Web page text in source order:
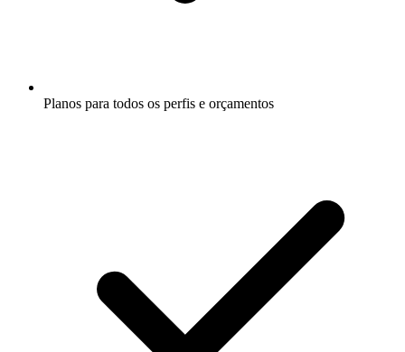
Planos para todos os perfis e orçamentos